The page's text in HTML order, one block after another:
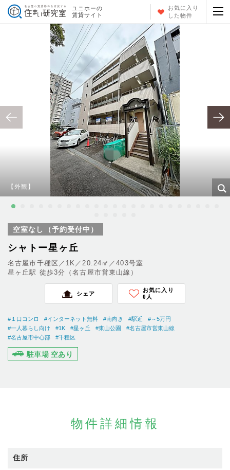
ユニホーの
賃貸サイト
お気に入り
した物件
【外観】
空室なし（予約受付中）
シャトー星ヶ丘
名古屋市千種区／1K／20.24㎡／403号室
星ヶ丘駅 徒歩3分（名古屋市営東山線）
シェア
お気に入り
0 人
#１口コンロ #インターネット無料 #南向き #駅近
#～5万円
#一人暮らし向け
#1K #星ヶ丘 #東山公園
#名古屋市営東山線
#名古屋市中心部
#千種区
駐車場 空あり
物件詳細情報
住所